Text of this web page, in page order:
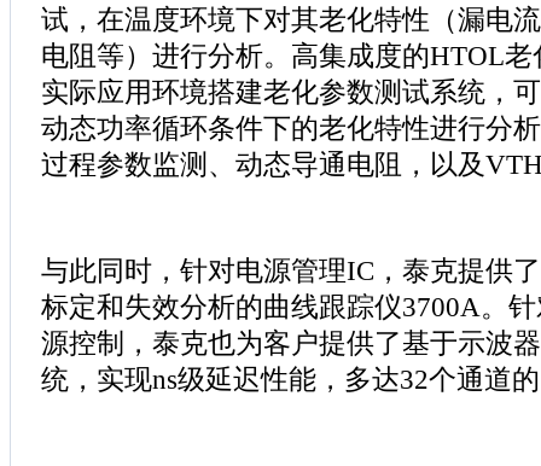
试，在温度环境下对其老化特性（漏电
电阻等）进行分析。高集成度的HTOL
实际应用环境搭建老化参数测试系统，
动态功率循环条件下的老化特性进行分
过程参数监测、动态导通电阻，以及
与此同时，针对电源管理IC，泰克提供
标定和失效分析的曲线跟踪仪3700A。
源控制，泰克也为客户提供了基于示波
统，实现ns级延迟性能，多达32个通道